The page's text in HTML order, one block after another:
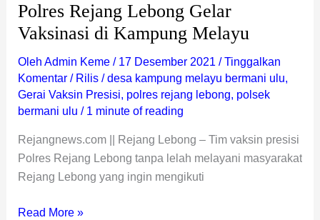
Polres Rejang Lebong Gelar
Vaksinasi di Kampung Melayu
Oleh Admin Keme / 17 Desember 2021 /Tinggalkan
Komentar / Rilis/desa kampung melayu bermani ulu,
Gerai Vaksin Presisi, polres rejang lebong, polsek
bermani ulu / 1 minute of reading
Rejangnews.com || Rejang Lebong – Tim vaksin presisi
Polres Rejang Lebong tanpa lelah melayani masyarakat
Rejang Lebong yang ingin mengikuti
Read More »